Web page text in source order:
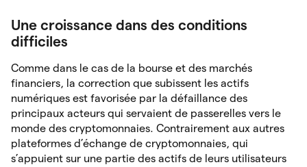
Une croissance dans des conditions
difficiles
Comme dans le cas de la bourse et des marchés
financiers, la correction que subissent les actifs
numériques est favorisée par la défaillance des
principaux acteurs qui servaient de passerelles vers le
monde des cryptomonnaies. Contrairement aux autres
plateformes d’échange de cryptomonnaies, qui
s’appuient sur une partie des actifs de leurs utilisateurs